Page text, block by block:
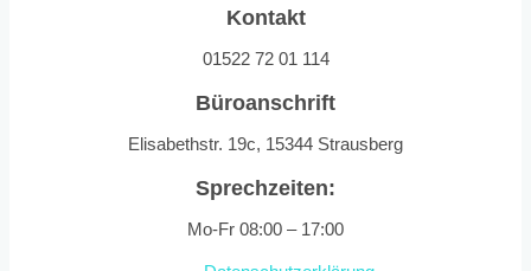
Kontakt
01522 72 01 114
Büroanschrift
Elisabethstr. 19c, 15344 Strausberg
Sprechzeiten:
Mo-Fr 08:00 – 17:00